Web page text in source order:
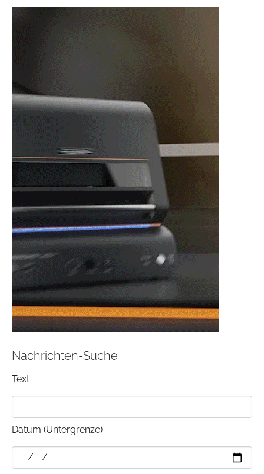
Nachrichten-Suche
Text
Datum (Untergrenze)